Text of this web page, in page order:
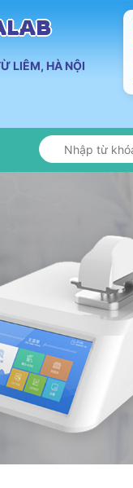
LIÊM, HÀ NỘI